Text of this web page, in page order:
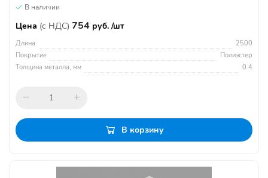
В наличии
Цена (с НДС) 754 руб. /шт
Длина
2500
Покрытие
Полиэстер
Толщина металла, мм
0.4
В корзину